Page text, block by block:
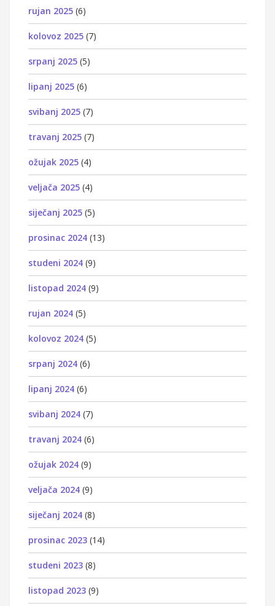
rujan 2025 (6)
kolovoz 2025 (7)
srpanj 2025 (5)
lipanj 2025 (6)
svibanj 2025 (7)
travanj 2025 (7)
ožujak 2025 (4)
veljača 2025 (4)
siječanj 2025 (5)
prosinac 2024 (13)
studeni 2024 (9)
listopad 2024 (9)
rujan 2024 (5)
kolovoz 2024 (5)
srpanj 2024 (6)
lipanj 2024 (6)
svibanj 2024 (7)
travanj 2024 (6)
ožujak 2024 (9)
veljača 2024 (9)
siječanj 2024 (8)
prosinac 2023 (14)
studeni 2023 (8)
listopad 2023 (9)